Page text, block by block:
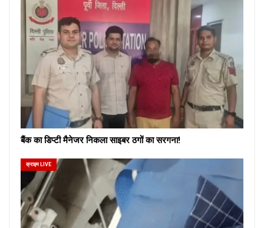
बैंक का डिप्टी मैनेजर निकला साइबर ठगों का सरगना!
क्राइम LIVE